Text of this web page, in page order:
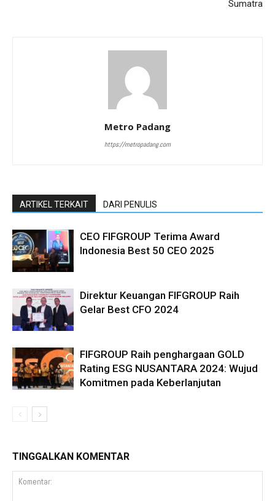
Sumatra
Metro Padang
https://metropadang.com
ARTIKEL TERKAIT DARI PENULIS
CEO FIFGROUP Terima Award
Indonesia Best 50 CEO 2025
Direktur Keuangan FIFGROUP Raih
Gelar Best CFO 2024
FIFGROUP Raih penghargaan GOLD
Rating ESG NUSANTARA 2024: Wujud
Komitmen pada Keberlanjutan
TINGGALKAN KOMENTAR